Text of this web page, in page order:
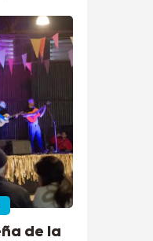
de la